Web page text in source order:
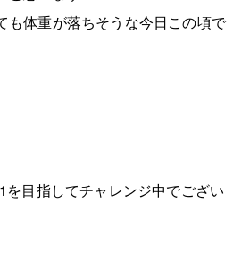
も体重が落ちそうな今日この頃で
目指してチャレンジ中でござい